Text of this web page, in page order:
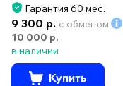
Гарантия 60 мес.
9 300 р. с обменом
10 000 р.
в наличии
Купить